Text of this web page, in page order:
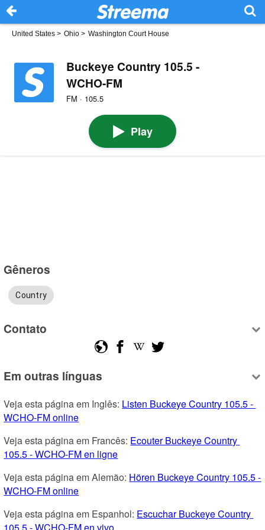
United States > Ohio > Washington Court House
Buckeye Country 105.5 -
WCHO-FM
FM · 105.5
Play
Gêneros
Country
Contato
Em outras línguas
Veja esta página em Inglês: Listen Buckeye Country 105.5 -
WCHO-FM online
Veja esta página em Francês: Ecouter Buckeye Country
105.5 - WCHO-FM en ligne
Veja esta página em Alemão: Hören Buckeye Country 105.5 -
WCHO-FM online
Veja esta página em Espanhol: Escuchar Buckeye Country
105.5 - WCHO-FM en vivo